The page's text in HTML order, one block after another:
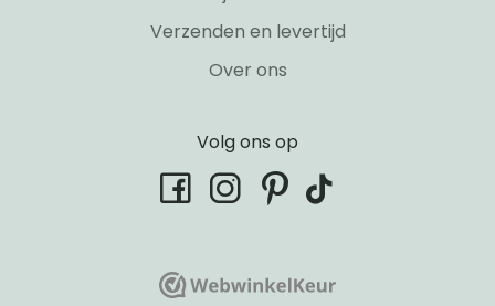
Verzenden en levertijd
Over ons
Volg ons op
facebookinstagram
pinterest
tiktok
WebwinkelKeurWebwinkelKeur